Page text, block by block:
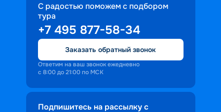
С радостью поможем с подбором
тура
+7 495 877-58-34
Заказать обратный звонок
Ответим на ваш звонок ежедневно
с 8:00 до 21:00 по МСК
Подпишитесь на рассылку с